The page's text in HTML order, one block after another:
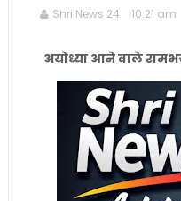
Shri News 24 10:21 am
अयोध्या आने वाले